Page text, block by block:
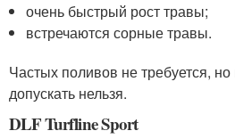
очень быстрый рост травы;
встречаются сорные травы.
Частых поливов не требуется,
допускать нельзя.
DLF Turfline Sport